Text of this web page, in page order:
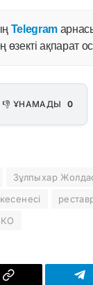
Telegram
өзекті ақпарат
👎 ҰНАМАДЫ 0
Зұлпыхар